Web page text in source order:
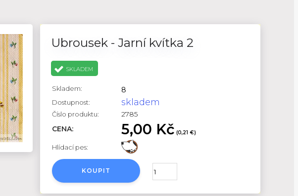
Ubrousek - Jarní kvítka 2
SKLADEM
Skladem: 8
Dostupnost: skladem
Číslo produktu:
2785
CENA:
5,00 Kč (0,21 €)
Hlídací pes:
KOUPIT